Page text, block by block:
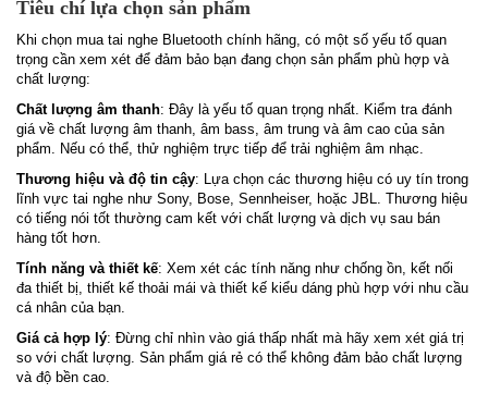
Tiêu chí lựa chọn sản phẩm
Khi chọn mua tai nghe Bluetooth chính hãng, có một số yếu tố quan
trọng cần xem xét để đảm bảo bạn đang chọn sản phẩm phù hợp và
chất lượng:
Chất lượng âm thanh: Đây là yếu tố quan trọng nhất. Kiểm tra đánh
giá về chất lượng âm thanh, âm bass, âm trung và âm cao của sản
phẩm. Nếu có thể, thử nghiệm trực tiếp để trải nghiệm âm nhạc.
Thương hiệu và độ tin cậy: Lựa chọn các thương hiệu có uy tín trong
lĩnh vực tai nghe như Sony, Bose, Sennheiser, hoặc JBL. Thương hiệu
có tiếng nói tốt thường cam kết với chất lượng và dịch vụ sau bán
hàng tốt hơn.
Tính năng và thiết kế: Xem xét các tính năng như chống ồn, kết nối
đa thiết bị, thiết kế thoải mái và thiết kế kiểu dáng phù hợp với nhu cầu
cá nhân của bạn.
Giá cả hợp lý: Đừng chỉ nhìn vào giá thấp nhất mà hãy xem xét giá trị
so với chất lượng. Sản phẩm giá rẻ có thể không đảm bảo chất lượng
và độ bền cao.